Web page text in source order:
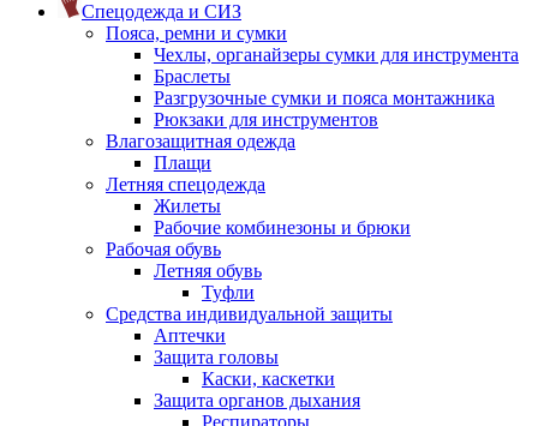
Спецодежда и СИЗ
Пояса, ремни и сумки
Чехлы, органайзеры сумки для инструмента
Браслеты
Разгрузочные сумки и пояса монтажника
Рюкзаки для инструментов
Влагозащитная одежда
Плащи
Летняя спецодежда
Жилеты
Рабочие комбинезоны и брюки
Рабочая обувь
Летняя обувь
Туфли
Средства индивидуальной защиты
Аптечки
Защита головы
Каски, каскетки
Защита органов дыхания
Респираторы